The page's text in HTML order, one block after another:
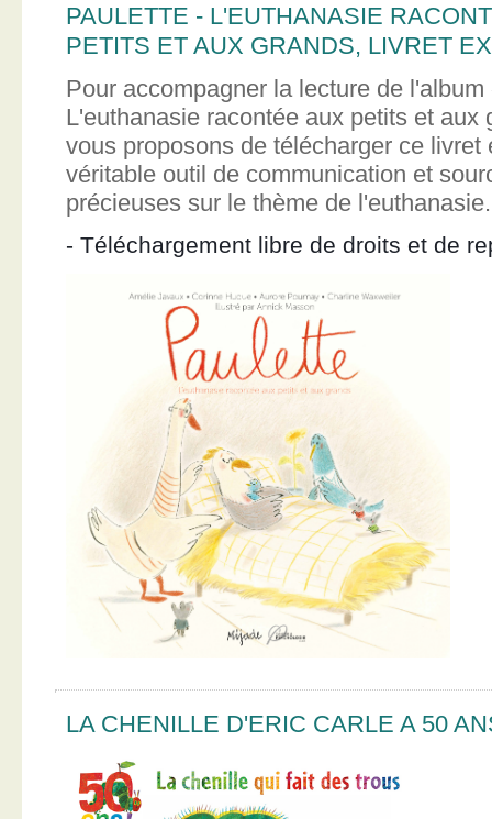
PAULETTE - L'EUTHANASIE
PETITS ET AUX GRANDS, LIVRET
Pour accompagner la lecture de
L'euthanasie racontée aux petits et aux
vous proposons de télécharger ce livret
véritable outil de communication et
précieuses sur le thème de l'euthanasie.
- Téléchargement libre de droits et de
LA CHENILLE D'ERIC CARLE A 50